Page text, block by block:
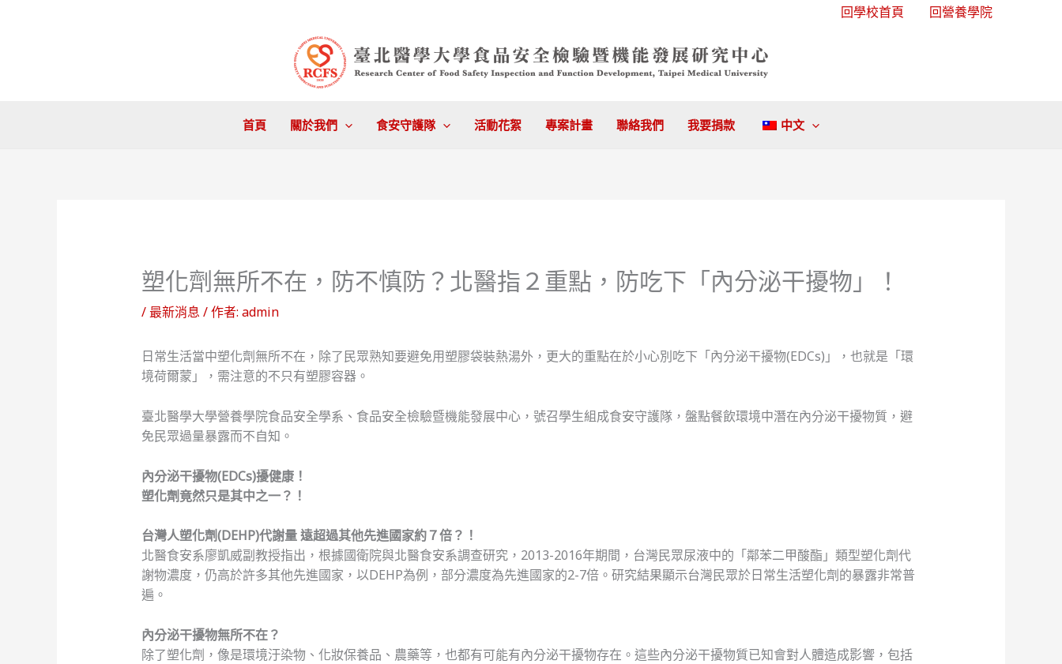
回學校首頁 回營養學院
首頁 關於我們 食安守護隊 活動花絮 專案計畫 聯絡我們 我要捐款 中文
塑化劑無所不在，防不慎防？北醫指２重點，防吃下「內分泌干擾物」！
/最新消息 / 作者: admin
日常生活當中塑化劑無所不在，除了民眾熟知要避免用塑膠袋裝熱湯外，更大的重點在於小心別吃下「內分泌干擾物(EDCs)」，也就是「環
境荷爾蒙」，需注意的不只有塑膠容器。
臺北醫學大學營養學院食品安全學系、食品安全檢驗暨機能發展中心，號召學生組成食安守護隊，盤點餐飲環境中潛在內分泌干擾物質，避
免民眾過量暴露而不自知。
內分泌干擾物(EDCs)擾健康！
塑化劑竟然只是其中之一？！
台灣人塑化劑(DEHP)代謝量遠超過其他先進國家約７倍？！
北醫食安系廖凱威副教授指出，根據國衛院與北醫食安系調查研究，2013-2016年期間，台灣民眾尿液中的「鄰苯二甲酸酯」類型塑化劑代
謝物濃度，仍高於許多其他先進國家，以DEHP為例，部分濃度為先進國家的2-7倍。研究結果顯示台灣民眾於日常生活塑化劑的暴露非常普
遍。
內分泌干擾物無所不在？
除了塑化劑，像是環境汙染物、化妝保養品、農藥等，也都有可能有內分泌干擾物存在。這些內分泌干擾物質已知會對人體造成影響，包括